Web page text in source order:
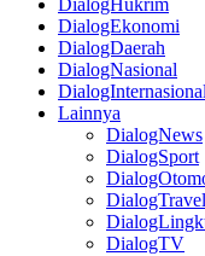
DialogHukrim
DialogEkonomi
DialogDaerah
DialogNasional
DialogInternasional
Lainnya
DialogNews
DialogSport
DialogTravel
DialogTV